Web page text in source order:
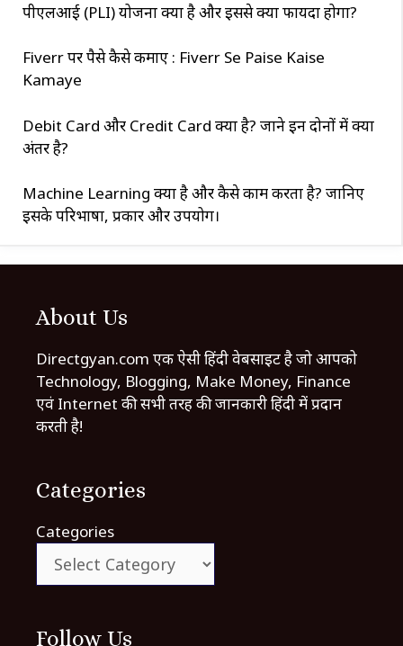
पीएलआई (PLI) योजना क्या है और इससे क्या फायदा होगा?
Fiverr पर पैसे कैसे कमाए : Fiverr Se Paise Kaise
Kamaye
Debit Card और Credit Card क्या है? जाने इन दोनों में क्या
अंतर है?
Machine Learning क्या है और कैसे काम करता है? जानिए
इसके परिभाषा, प्रकार और उपयोग।
About Us
Directgyan.com एक ऐसी हिंदी वेबसाइट है जो आपको
Technology, Blogging, Make Money, Finance
एवं Internet की सभी तरह की जानकारी हिंदी में प्रदान
करती है!
Categories
Categories
Follow Us